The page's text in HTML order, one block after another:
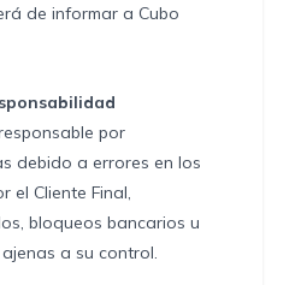
de informar a Cubo
por
debido a errores en los
el Cliente Final,
bloqueos bancarios u
a su control.